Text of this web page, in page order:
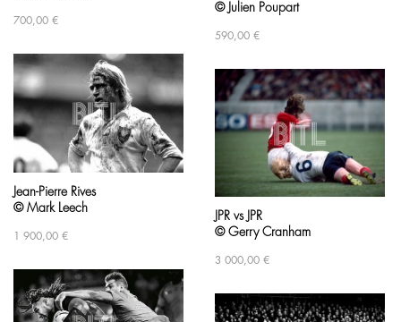
700,00 €
© Julien Poupart
590,00 €
Jean-Pierre Rives
© Mark Leech
1 900,00 €
JPR vs JPR
© Gerry Cranham
3 000,00 €